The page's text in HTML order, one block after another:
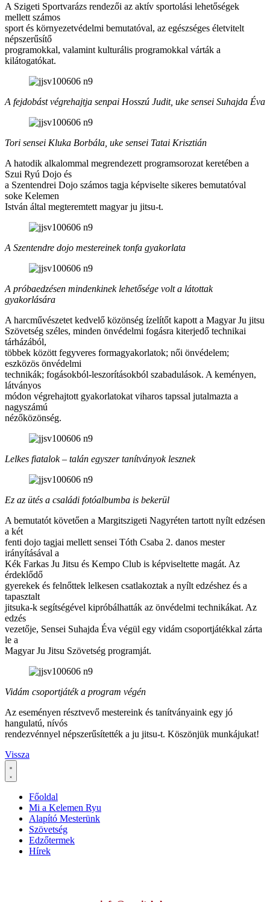
A Szigeti Sportvarázs rendezői az aktív sportolási lehetőségek
mellett számos
sport és környezetvédelmi bemutatóval, az egészséges életvitelt
népszerűsítő
programokkal, valamint kulturális programokkal várták a
kilátogatókat.
A fejdobást végrehajtja senpai Hosszú Judit, uke sensei Suhajda Éva
Tori sensei Kluka Borbála, uke sensei Tatai Krisztián
A hatodik alkalommal megrendezett programsorozat keretében a
Szui Ryú Dojo és
a Szentendrei Dojo számos tagja képviselte sikeres bemutatóval
soke Kelemen
István által megteremtett magyar ju jitsu-t.
A Szentendre dojo mestereinek tonfa gyakorlata
A próbaedzésen mindenkinek lehetősége volt a látottak
gyakorlására
A harcművészetet kedvelő közönség ízelítőt kapott a Magyar Ju jitsu
Szövetség széles, minden önvédelmi fogásra kiterjedő technikai
tárházából,
többek között fegyveres formagyakorlatok; női önvédelem;
eszközös önvédelmi
technikák; fogásokból-leszorításokból szabadulások. A keményen,
látványos
módon végrehajtott gyakorlatokat viharos tapssal jutalmazta a
nagyszámú
nézőközönség.
Lelkes fiatalok – talán egyszer tanítványok lesznek
Ez az ütés a családi fotóalbumba is bekerül
A bemutatót követően a Margitszigeti Nagyréten tartott nyílt edzésen
a két
fenti dojo tagjai mellett sensei Tóth Csaba 2. danos mester
irányításával a
Kék Farkas Ju Jitsu és Kempo Club is képviseltette magát. Az
érdeklődő
gyerekek és felnőttek lelkesen csatlakoztak a nyílt edzéshez és a
tapasztalt
jitsuka-k segítségével kipróbálhatták az önvédelmi technikákat. Az
edzés
vezetője, Sensei Suhajda Éva végül egy vidám csoportjátékkal zárta
le a
Magyar Ju Jitsu Szövetség programját.
Vidám csoportjáték a program végén
Az eseményen résztvevő mestereink és tanítványaink egy jó
hangulatú, nívós
rendezvénnyel népszerűsítették a ju jitsu-t. Köszönjük munkájukat!
Vissza
Főoldal
Mi a Kelemen Ryu
Alapító Mesterünk
Szövetség
Edzőtermek
Hírek